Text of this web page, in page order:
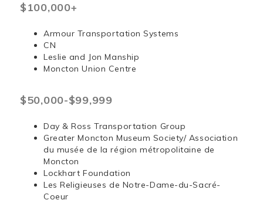
$100,000+
Armour Transportation Systems
CN
Leslie and Jon Manship
Moncton Union Centre
$50,000-$99,999
Day & Ross Transportation Group
Greater Moncton Museum Society/ Association
du musée de la région métropolitaine de
Moncton
Lockhart Foundation
Les Religieuses de Notre-Dame-du-Sacré-
Coeur